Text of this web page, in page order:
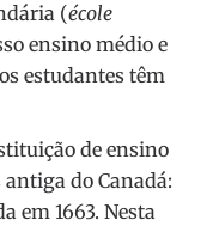
(école
ensino médio e
estudantes têm
de ensino
do Canadá:
em 1663. Nesta